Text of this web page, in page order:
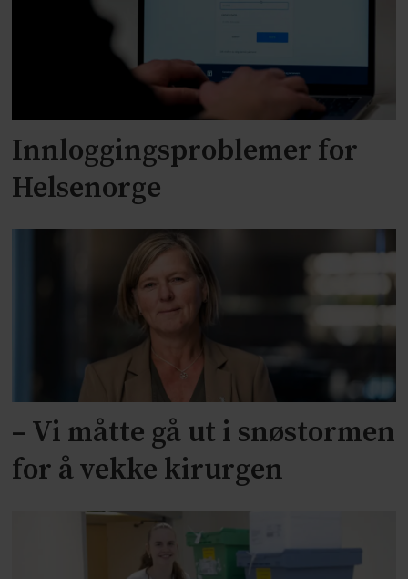
Innloggingsproblemer for
Helsenorge
– Vi måtte gå ut i snøstormen
for å vekke kirurgen